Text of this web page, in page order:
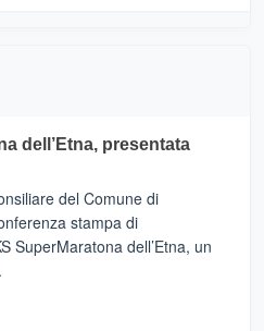
dell’Etna, presentata
del Comune di
stampa di
SuperMaratona dell’Etna, un